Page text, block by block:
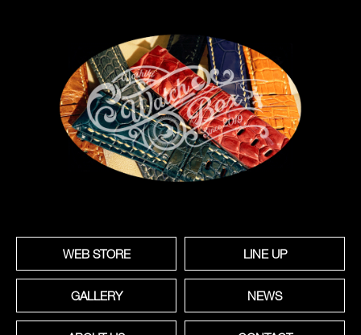
WEB STORE LINE UP
GALLERY NEWS